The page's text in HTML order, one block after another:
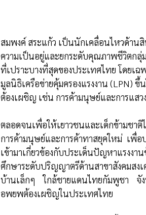
สมพงค์ สระแก้ว เป็นนักเคลื่อนไหวด้า
ความเป็นอยู่และยกระดับคุณภาพชีวิตกลุ่
ที่เปราะบางที่สุดของประเทศไทย โดยเ
มูลนิธิเครือข่ายคุ้มครองแรงงาน (LPN)
ต้องเผชิญ เช่น การค้ามนุษย์และการแส
ตลอดจนเพื่อให้เยาวชนและเด็กข้ามชา
การค้ามนุษย์และการค้าทาสยุคใหม่ เพื่อ
เข้ามาเกี่ยวข้องกับประเด็นปัญหาแรงงา
ศึกษาระดับปริญญาตรีด้านสาขาสังคมสง
บ้านเล็กๆ ใกล้ชายแดนไทยกัมพูชา จั
อพยพต้องเผชิญในประเทศไทย